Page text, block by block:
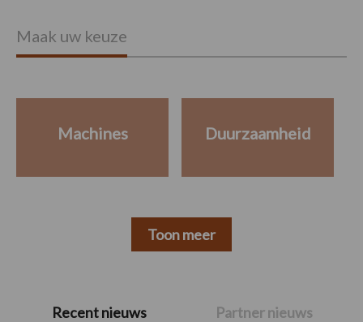
PrimaireRecent nieuws Partner nieuws
Maak uw keuze
Machines Duurzaamheid
Toon meer